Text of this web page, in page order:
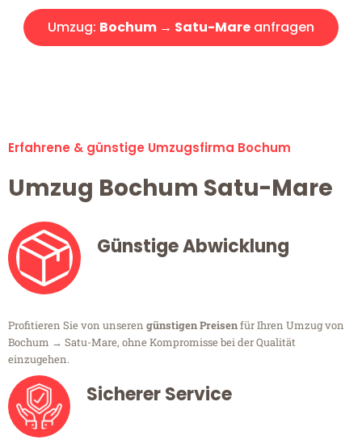
Umzug: Bochum → Satu-Mare anfragen
Erfahrene & günstige Umzugsfirma Bochum
Umzug Bochum Satu-Mare
Günstige Abwicklung
Profitieren Sie von unseren günstigen Preisenfür Ihren Umzug von
Bochum → Satu-Mare, ohne Kompromisse bei der Qualität
einzugehen.
Sicherer Service